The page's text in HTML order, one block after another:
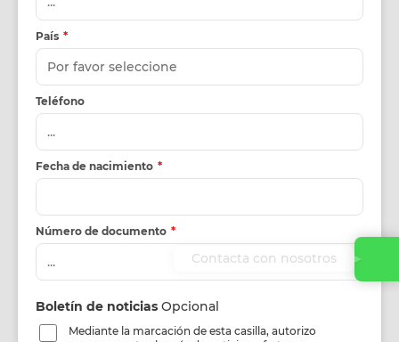
País *
Teléfono
Fecha de nacimiento *
Número de documento *
Boletín de noticias Opcional
Mediante la marcación de esta casilla, autorizo
Contacta con nosotros